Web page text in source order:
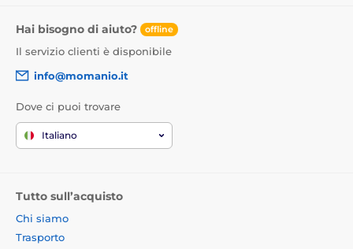
Hai bisogno di aiuto? offline
Il servizio clienti è disponibile
info@momanio.it
Dove ci puoi trovare
Italiano
Tutto sull’acquisto
Chi siamo
Trasporto